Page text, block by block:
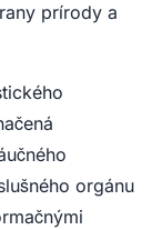
prírody a
orgánu